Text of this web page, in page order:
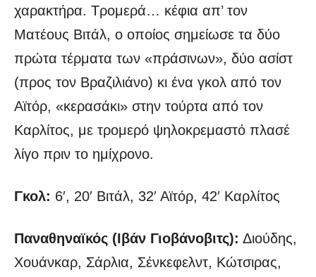
χαρακτήρα. Τρομερά… κέφια απ’ τον
Ματέους Βιτάλ, ο οποίος σημείωσε τα δύο
πρώτα τέρματα των «πράσινων», δύο ασίστ
(προς τον Βραζιλιάνο) κι ένα γκολ από τον
Αϊτόρ, «κερασάκι» στην τούρτα από τον
Καρλίτος, με τρομερό ψηλοκρεμαστό πλασέ
λίγο πριν το ημίχρονο.
Γκολ: 6′, 20′ Βιτάλ, 32′ Αϊτόρ, 42′ Καρλίτος
Παναθηναϊκός (Ιβάν Γιοβάνοβιτς): Διούδης,
Χουάνκαρ, Σάρλια, Σένκεφελντ, Κώτσιρας,